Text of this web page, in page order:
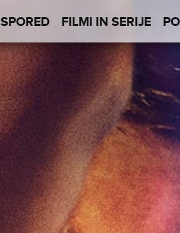
SPORED FILMI IN SERIJE